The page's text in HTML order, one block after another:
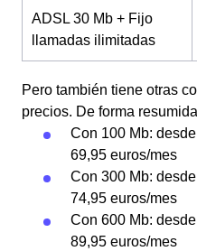
ADSL 30 Mb + Fijo
llamadas ilimitadas
Pero también tiene otras
precios. De forma
Con 100 Mb:
69,95 euros/mes
Con 300 Mb:
74,95 euros/mes
Con 600 Mb:
89,95 euros/mes